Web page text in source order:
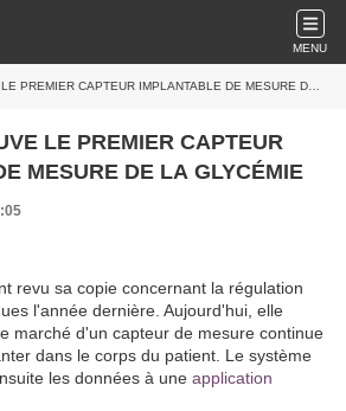
MENU
CAPTEUR IMPLANTABLE DE MESURE DE LA GLYCÉMIE
LE PREMIER CAPTEUR
MESURE DE LA GLYCÉMIE
revu sa copie concernant la régulation
l'année dernière. Aujourd'hui, elle
marché d'un capteur de mesure continue
dans le corps du patient. Le système
les données à une application